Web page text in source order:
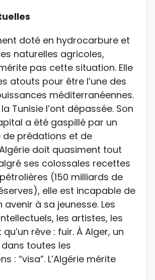
doté en hydrocarbure et
naturelles agricoles,
pas cette situation. Elle
atouts pour être l’une des
méditerranéennes.
Tunisie l’ont dépassée. Son
a été gaspillé par un
prédations et de
doit quasiment tout
ses colossales recettes
(150 milliards de
elle est incapable de
à sa jeunesse. Les
les artistes, les
qu’un rêve : fuir. À Alger, un
toutes les
: “visa”. L’Algérie mérite